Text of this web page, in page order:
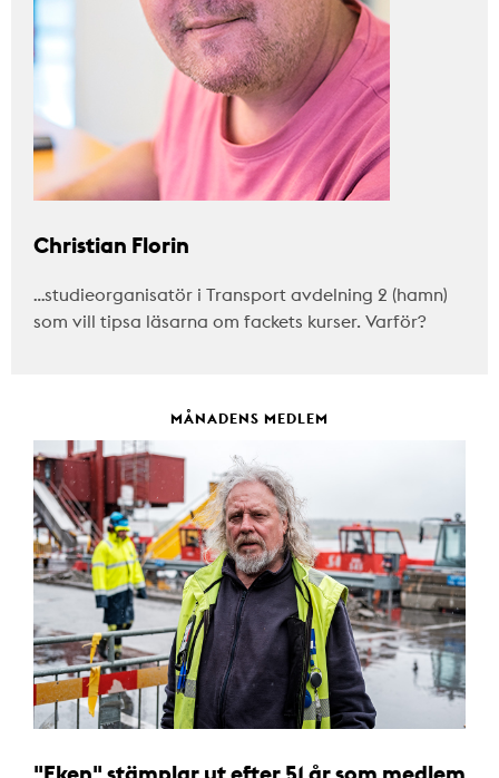
Christian Florin
…studieorganisatör i Transport avdelning 2 (hamn)
som vill tipsa läsarna om fackets kurser. Varför?
MÅNADENS MEDLEM